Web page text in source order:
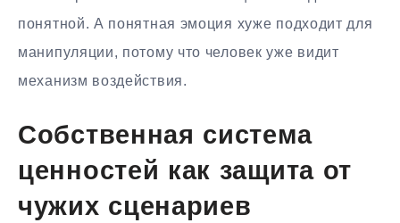
понятной. А понятная эмоция хуже подходит для
манипуляции, потому что человек уже видит
механизм воздействия.
Собственная система
ценностей как защита от
чужих сценариев